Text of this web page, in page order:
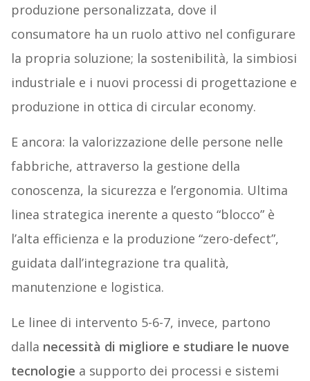
produzione personalizzata, dove il
consumatore ha un ruolo attivo nel configurare
la propria soluzione; la sostenibilità, la simbiosi
industriale e i nuovi processi di progettazione e
produzione in ottica di circular economy.
E ancora: la valorizzazione delle persone nelle
fabbriche, attraverso la gestione della
conoscenza, la sicurezza e l’ergonomia. Ultima
linea strategica inerente a questo “blocco” è
l’alta efficienza e la produzione “zero-defect”,
guidata dall’integrazione tra qualità,
manutenzione e logistica.
Le linee di intervento 5-6-7, invece, partono
dalla necessità di migliore e studiare le nuove
tecnologie a supporto dei processi e sistemi